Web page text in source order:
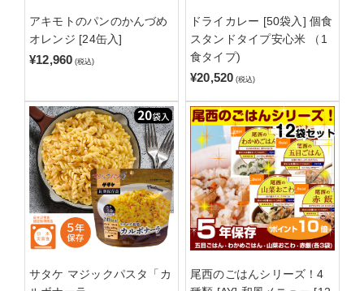
アキモトのパンのかんづめ
オレンジ [24缶入]
¥12,960 (税込)
ドライカレー [50袋入] 個食
スタンドタイプ安心米 （1
食タイプ)
¥20,520 (税込)
サタケ マジックパスタ「カ
尾西のごはんシリーズ！4